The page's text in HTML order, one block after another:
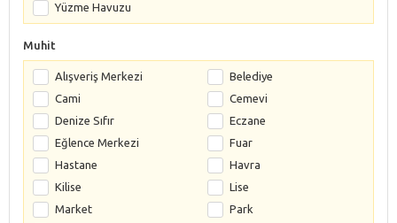
Yüzme Havuzu
Muhit
Alışveriş Merkezi
Belediye
Cami
Cemevi
Denize Sıfır
Eczane
Eğlence Merkezi
Fuar
Hastane
Havra
Kilise
Lise
Market
Park